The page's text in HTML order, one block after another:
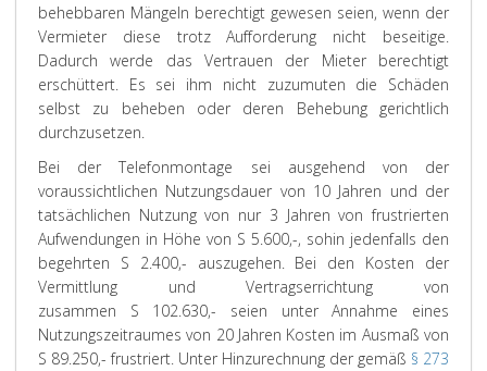
behebbaren Mängeln berechtigt gewesen seien, wenn der
Vermieter diese trotz Aufforderung nicht beseitige.
Dadurch werde das Vertrauen der Mieter berechtigt
erschüttert. Es sei ihm nicht zuzumuten die Schäden
selbst zu beheben oder deren Behebung gerichtlich
durchzusetzen.
Bei der Telefonmontage sei ausgehend von der
voraussichtlichen Nutzungsdauer von 10 Jahren und der
tatsächlichen Nutzung von nur 3 Jahren von frustrierten
Aufwendungen in Höhe von S 5.600,-, sohin jedenfalls den
begehrten S 2.400,- auszugehen. Bei den Kosten der
Vermittlung und Vertragserrichtung von
zusammen S 102.630,- seien unter Annahme eines
Nutzungszeitraumes von 20 Jahren Kosten im Ausmaß von
S 89.250,- frustriert. Unter Hinzurechnung der gemäß § 273